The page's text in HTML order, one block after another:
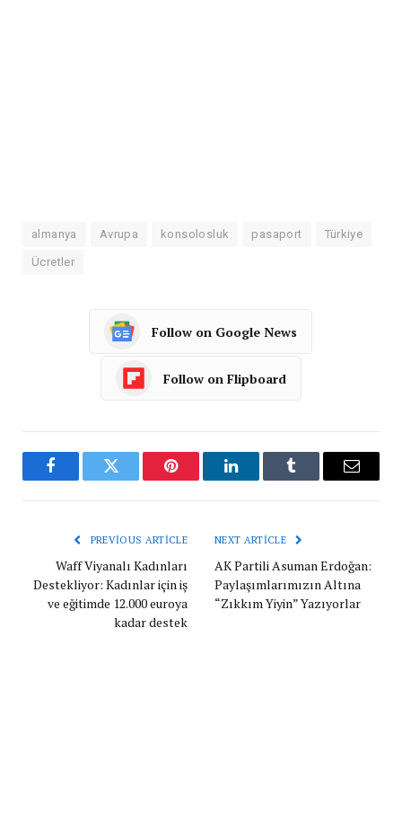
almanya Avrupa konsolosluk pasaport Türkiye
Ücretler
Follow on Google News
Follow on Flipboard
FacebookTwitter Pinterest LinkedInTumblr Email
PREVIOUS ARTICLE
Waff Viyanalı Kadınları
Destekliyor: Kadınlar için iş
ve eğitimde 12.000 euroya
kadar destek
NEXT ARTICLE
AK Partili Asuman Erdoğan:
Paylaşımlarımızın Altına
“Zıkkım Yiyin” Yazıyorlar